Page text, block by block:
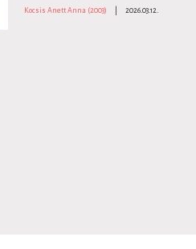
Kocsis Anett Anna (2003) 2026.03.12.